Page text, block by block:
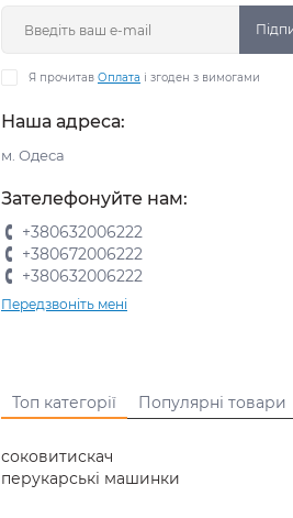
Я прочитав Оплата і згоден з вимогами
Наша адреса:
м. Одеса
Зателефонуйте нам:
+380632006222
+380672006222
+380632006222
Передзвоніть мені
Топ категорії Популярні товари
соковитискач
перукарські машинки